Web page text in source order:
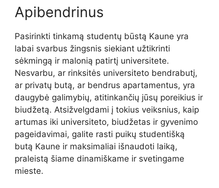
Apibendrinus
Pasirinkti tinkamą studentų būstą Kaune yra
labai svarbus žingsnis siekiant užtikrinti
sėkmingą ir malonią patirtį universitete.
Nesvarbu, ar rinksitės universiteto bendrabutį,
ar privatų butą, ar bendrus apartamentus, yra
daugybė galimybių, atitinkančių jūsų poreikius ir
biudžetą. Atsižvelgdami į tokius veiksnius, kaip
artumas iki universiteto, biudžetas ir gyvenimo
pageidavimai, galite rasti puikų studentišką
butą Kaune ir maksimaliai išnaudoti laiką,
praleistą šiame dinamiškame ir svetingame
mieste.